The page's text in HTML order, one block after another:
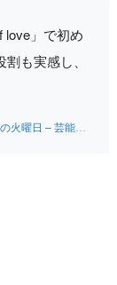
love」で初め
も実感し、
ム : 日刊スポーツ